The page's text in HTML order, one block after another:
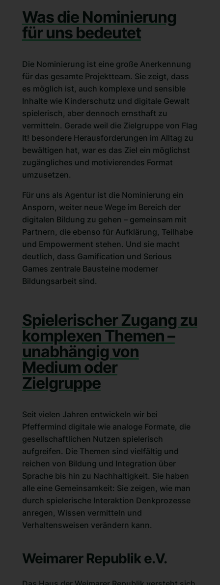
Was die Nominierung
für uns bedeutet
Die Nominierung ist eine große Anerkennung
für das gesamte Projektteam. Sie zeigt, dass
es möglich ist, auch komplexe und sensible
Inhalte wie Kinderschutz und digitale Gewalt
spielerisch, aber dennoch ernsthaft zu
vermitteln. Gerade weil die Zielgruppe von Flag
It! besondere Herausforderungen im Alltag zu
bewältigen hat, war es das Ziel ein möglichst
zugängliches und motivierendes Format
umzusetzen.
Für uns als Agentur ist die Nominierung ein
Ansporn, weiter neue Wege im Bereich der
digitalen Bildung zu gehen – gemeinsam mit
Partnern, die ebenso für Aufklärung, Teilhabe
und Empowerment stehen. Und sie macht
deutlich, dass Gamification und Serious
Games zentrale Bausteine moderner
Bildungsarbeit sind.
Spielerischer Zugang zu
komplexen Themen –
unabhängig von
Medium oder
Zielgruppe
Seit vielen Jahren entwickeln wir bei
Pfeffermind digitale wie analoge Formate, die
gesellschaftlichen Nutzen spielerisch
aufgreifen. Die Themen sind vielfältig und
reichen von Bildung und Integration über
Sprache bis hin zu Nachhaltigkeit. Sie haben
alle eine Gemeinsamkeit: Sie zeigen, wie man
durch spielerische Interaktion Denkprozesse
anregen, Wissen vermitteln und
Verhaltensweisen verändern kann.
Weimarer Republik e.V.